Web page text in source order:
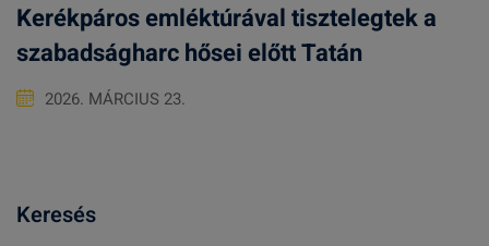
Kerékpáros emléktúrával tisztelegtek a
szabadságharc hősei előtt Tatán
2026. MÁRCIUS 23.
Keresés